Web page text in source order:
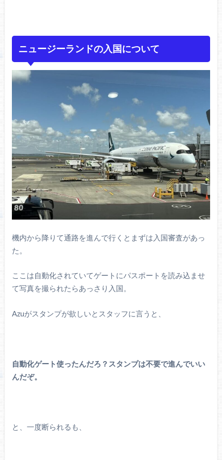
ニュージーランドの入国について
機内から降りて通路を進んで行くとまずは入国審査があっ
た。
ここは自動化されていてゲートにパスポートを読み込ませ
て写真を撮られたらあっさり入国。
Azuがスタンプが欲しいとスタッフに言うと、
自動化ゲート使ったんだろ？スタンプは不要で進んでいい
んだぞ。
と、一度断られるも、